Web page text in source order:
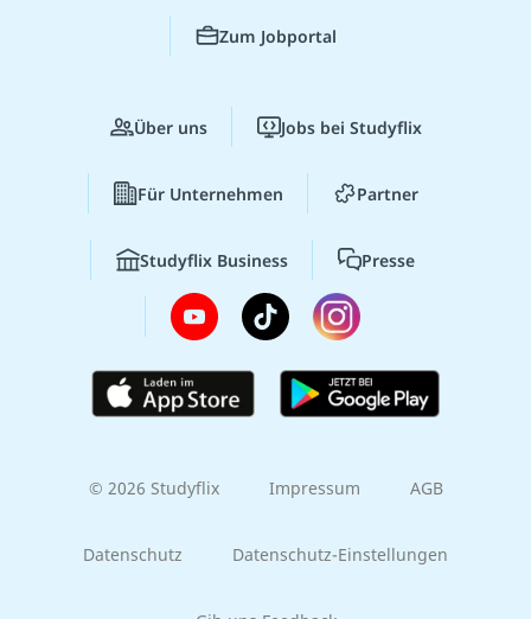
Zum Jobportal
Über uns Jobs bei Studyflix
Für Unternehmen Partner
Studyflix Business Presse
© 2026 Studyflix Impressum AGB
Datenschutz Datenschutz-Einstellungen